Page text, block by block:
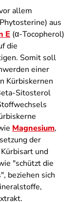
allem
aus
E (α-Tocopherol)
die
Somit soll
einer
Kürbiskernen
Sitosterol
Magnesium,
der
und
"schützt die
beziehen sich